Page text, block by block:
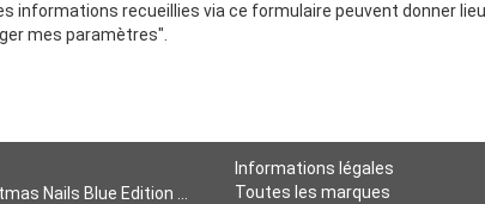
informations recueillies via ce formulaire peuvent donner
mes paramètres".
Informations légales
Toutes les marques